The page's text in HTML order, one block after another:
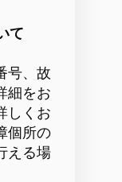
て
号、故
細をお
しくお
個所の
える場